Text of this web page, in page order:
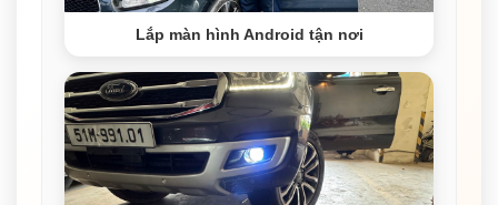
Lắp màn hình Android tận nơi